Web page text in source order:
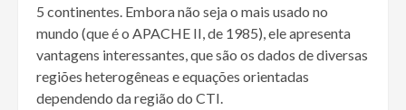
5 continentes. Embora não seja o mais usado no
mundo (que é o APACHE II, de 1985), ele apresenta
vantagens interessantes, que são os dados de diversas
regiões heterogêneas e equações orientadas
dependendo da região do CTI.